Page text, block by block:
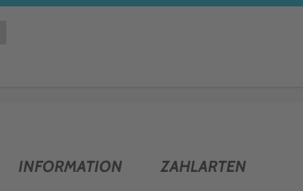
INFORMATION ZAHLARTEN